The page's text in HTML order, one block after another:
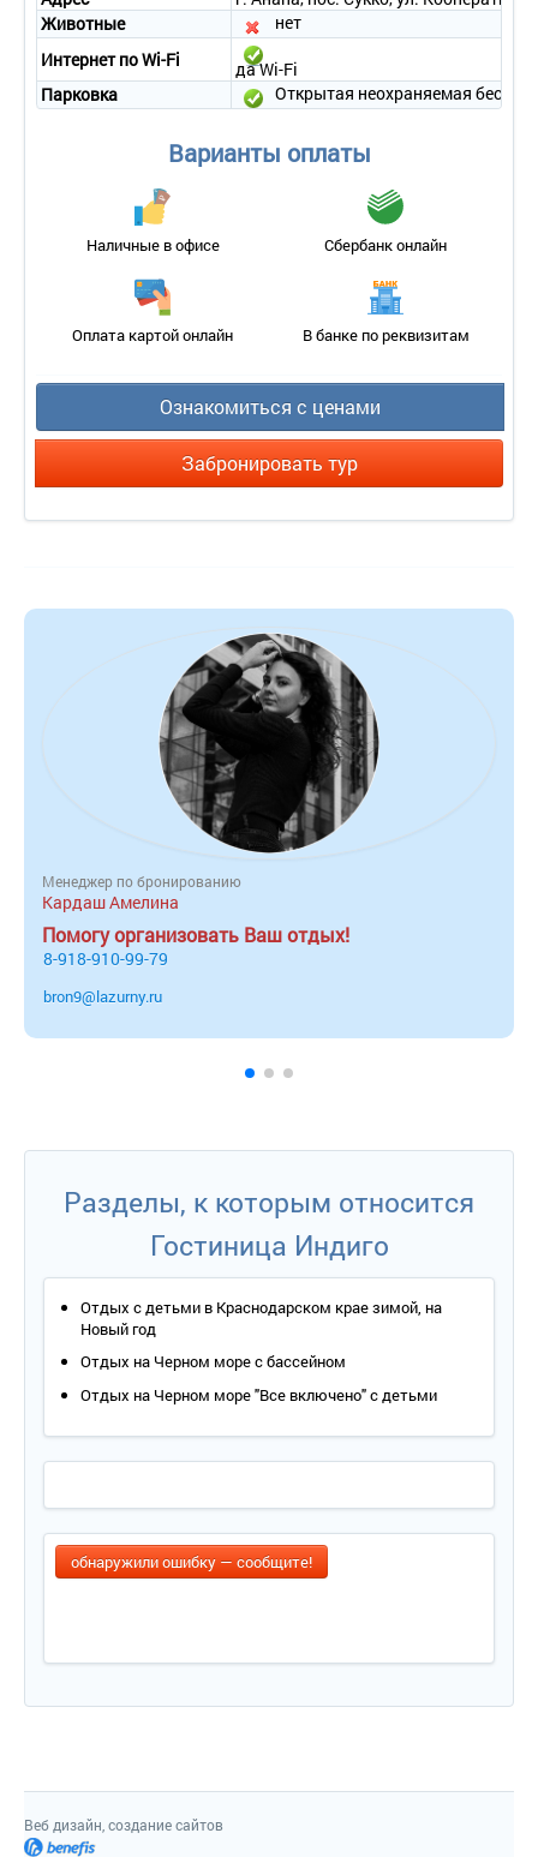
телевизор, сейф.
• Санузел – умывальник, зеркало, унитаз, душ, полотенца,
туалетные принадлежности.
• Wi-Fi.
• Сервис:
- смена белья – 1 раз в 5 дней;
- смена полотенец – ежедневно.
Животные
нет
Интернет по Wi-Fi
да Wi-Fi
Парковка
Открытая неохраняемая
Варианты оплаты
Наличные в офисе Сбербанк онлайн
Оплата картой онлайн В банке по реквизитам
Ознакомиться с ценами
Забронировать тур
Менеджер по бронированию
Кардаш Амелина
Помогу организовать Ваш отдых!
8-918-910-99-79
bron9@lazurny.ru
Разделы, к которым относится
Гостиница Индиго
Отдых с детьми в Краснодарском крае зимой, на
Новый год
Отдых на Черном море с бассейном
Отдых на Черном море "Все включено" с детьми
обнаружили ошибку — сообщите!
Веб дизайн, создание сайтов